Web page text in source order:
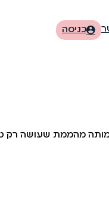
כניסה
עמותה מהממת שעושה רק